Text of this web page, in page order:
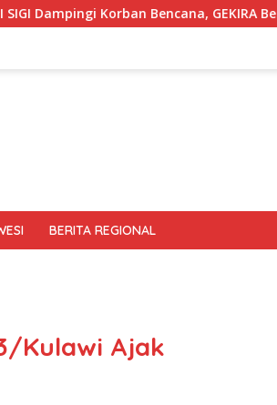
GEKIRA Berikan ‘Trauma Healing’
BERITA REGIONAL
Kulawi Ajak